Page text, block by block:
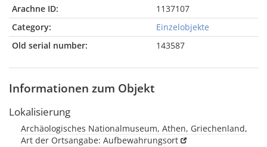
Arachne ID:
1137107
Category:
Einzelobjekte
Old serial number:
143587
Informationen zum Objekt
Lokalisierung
Archäologisches Nationalmuseum, Athen, Griechenland,
Art der Ortsangabe: Aufbewahrungsort